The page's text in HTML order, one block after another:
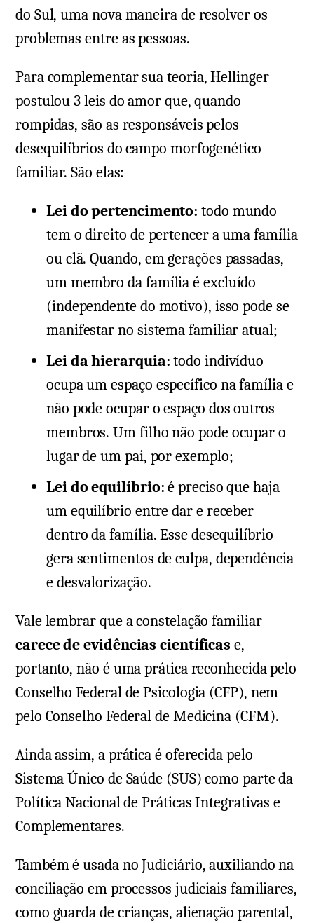
do Sul, uma nova maneira de resolver os
problemas entre as pessoas.
Para complementar sua teoria, Hellinger
postulou 3 leis do amor que, quando
rompidas, são as responsáveis pelos
desequilíbrios do campo morfogenético
familiar. São elas:
Lei do pertencimento: todo mundo
tem o direito de pertencer a uma família
ou clã. Quando, em gerações passadas,
um membro da família é excluído
(independente do motivo), isso pode se
manifestar no sistema familiar atual;
Lei da hierarquia:todo indivíduo
ocupa um espaço específico na família e
não pode ocupar o espaço dos outros
membros. Um filho não pode ocupar o
lugar de um pai, por exemplo;
Lei do equilíbrio:é preciso que haja
um equilíbrio entre dar e receber
dentro da família. Esse desequilíbrio
gera sentimentos de culpa, dependência
e desvalorização.
Vale lembrar que a constelação familiar
carece de evidências científicas e,
portanto, não é uma prática reconhecida pelo
Conselho Federal de Psicologia (CFP), nem
pelo Conselho Federal de Medicina (CFM).
Ainda assim, a prática é oferecida pelo
Sistema Único de Saúde (SUS) como parte da
Política Nacional de Práticas Integrativas e
Complementares.
Também é usada no Judiciário, auxiliando na
conciliação em processos judiciais familiares,
como guarda de crianças, alienação parental,